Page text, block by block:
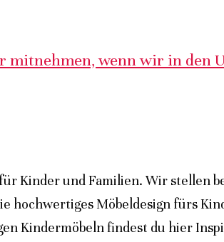
mitnehmen, wenn wir in den
Kinder und Familien. Wir stellen
hochwertiges Möbeldesign fürs
Kindermöbeln findest du hier